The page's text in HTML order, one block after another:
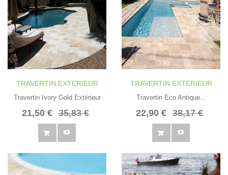
TRAVERTIN EXTERIEUR
Travertin Ivory Gold Extérieur
21,50 € 35,83 €
TRAVERTIN EXTERIEUR
Travertin Eco Antique...
22,90 € 38,17 €